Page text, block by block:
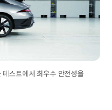
스트에서 최우수 안전성을